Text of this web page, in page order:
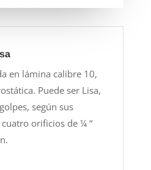
en lámina calibre 10,
Puede ser Lisa,
según sus
cuatro orificios de ¼ “